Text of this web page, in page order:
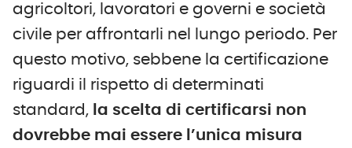
agricoltori, lavoratori e governi e società
civile per affrontarli nel lungo periodo. Per
questo motivo, sebbene la certificazione
riguardi il rispetto di determinati
standard, la scelta di certificarsi non
dovrebbe mai essere l’unica misura